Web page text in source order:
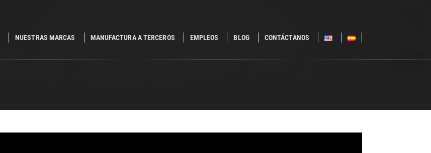
NUESTRAS MARCAS MANUFACTURA A TERCEROS EMPLEOS BLOG CONTÁCTANOS